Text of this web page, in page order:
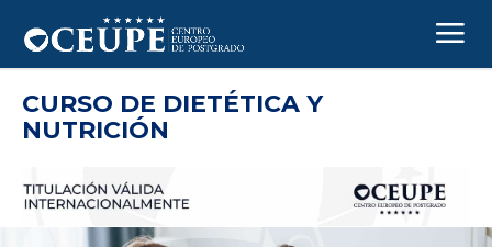
CURSO DE DIETÉTICA Y
NUTRICIÓN